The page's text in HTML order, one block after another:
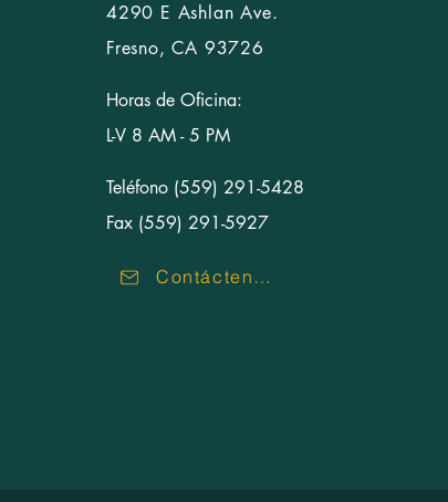
4290 E Ashlan Ave.
Fresno, CA 93726
Horas de Oficina:
L-V 8 AM - 5 PM
Teléfono (559) 291-5428
Fax (559) 291-5927
Contáctenos